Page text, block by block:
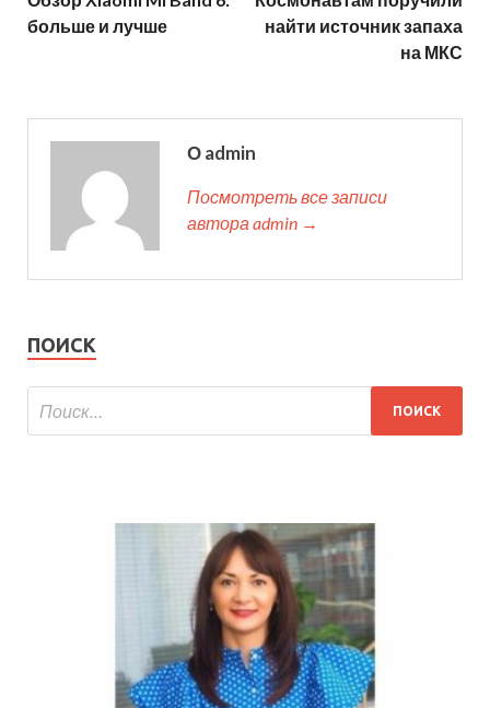
больше и лучше
найти источник запаха
на МКС
О admin
Посмотреть все записи
автора admin →
ПОИСК